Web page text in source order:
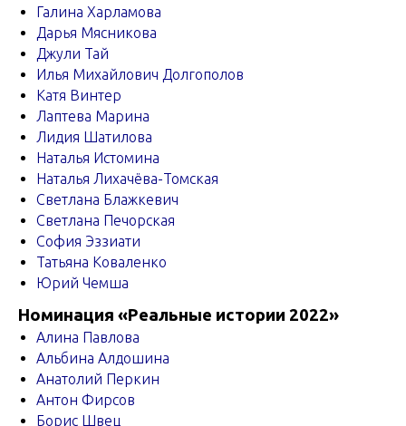
Галина Харламова
Дарья Мясникова
Джули Тай
Илья Михайлович Долгополов
Катя Винтер
Лаптева Марина
Лидия Шатилова
Наталья Истомина
Наталья Лихачёва-Томская
Светлана Блажкевич
Светлана Печорская
София Эззиати
Татьяна Коваленко
Юрий Чемша
Номинация «Реальные истории 2022»
Алина Павлова
Альбина Алдошина
Анатолий Перкин
Антон Фирсов
Борис Швец